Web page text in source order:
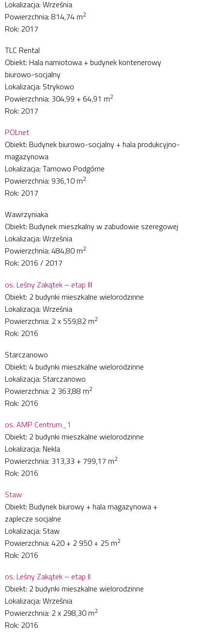
Lokalizacja: Września
Powierzchnia: 814,74 m2
Rok: 2017
TLC Rental
Obiekt: Hala namiotowa + budynek kontenerowy
biurowo-socjalny
Lokalizacja: Strykowo
Powierzchnia: 304,99 + 64,91 m2
Rok: 2017
POLnet
Obiekt: Budynek biurowo-socjalny + hala produkcyjno-
magazynowa
Lokalizacja: Tarnowo Podgórne
Powierzchnia: 936,10 m2
Rok: 2017
Wawrzyniaka
Obiekt: Budynek mieszkalny w zabudowie szeregowej
Lokalizacja: Września
Powierzchnia: 484,80 m2
Rok: 2016 / 2017
os. Leśny Zakątek – etap III
Obiekt: 2 budynki mieszkalne wielorodzinne
Lokalizacja: Września
Powierzchnia: 2 x 559,82 m2
Rok: 2016
Starczanowo
Obiekt: 4 budynki mieszkalne wielorodzinne
Lokalizacja: Starczanowo
Powierzchnia: 2 363,88 m2
Rok: 2016
os. AMP Centrum_1
Obiekt: 2 budynki mieszkalne wielorodzinne
Lokalizacja: Nekla
Powierzchnia: 313,33 + 799,17 m2
Rok: 2016
Staw
Obiekt: Budynek biurowy + hala magazynowa +
zaplecze socjalne
Lokalizacja: Staw
Powierzchnia: 420 + 2 950 + 25 m2
Rok: 2016
os. Leśny Zakątek – etap II
Obiekt: 2 budynki mieszkalne wielorodzinne
Lokalizacja: Września
Powierzchnia: 2 x 298,30 m2
Rok: 2016